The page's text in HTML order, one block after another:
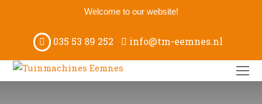
Welcome to our website!
035 53 89 252 info@tm-eemnes.nl